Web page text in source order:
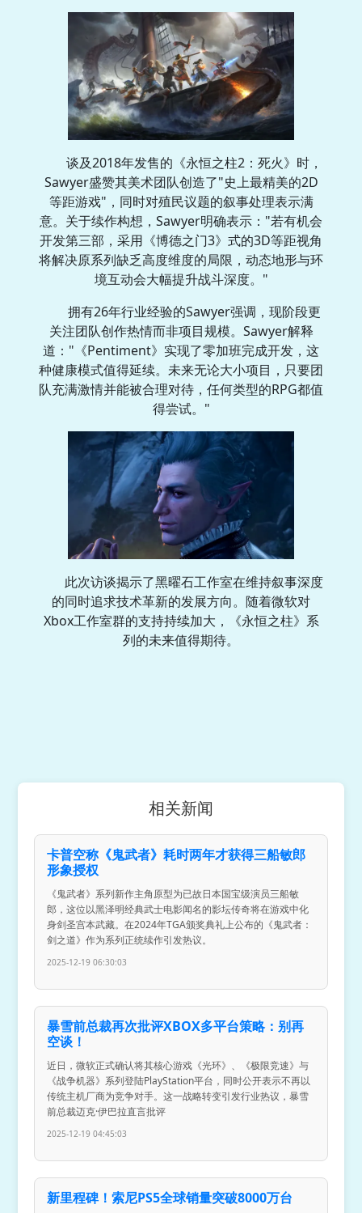
谈及2018年发售的《永恒之柱2：死火》时，
Sawyer盛赞其美术团队创造了"史上最精美的2D
等距游戏"，同时对殖民议题的叙事处理表示满
意。关于续作构想，Sawyer明确表示："若有机会
开发第三部，采用《博德之门3》式的3D等距视角
将解决原系列缺乏高度维度的局限，动态地形与环
境互动会大幅提升战斗深度。"
拥有26年行业经验的Sawyer强调，现阶段更
关注团队创作热情而非项目规模。Sawyer解释
道："《Pentiment》实现了零加班完成开发，这
种健康模式值得延续。未来无论大小项目，只要团
队充满激情并能被合理对待，任何类型的RPG都值
得尝试。"
此次访谈揭示了黑曜石工作室在维持叙事深度
的同时追求技术革新的发展方向。随着微软对
Xbox工作室群的支持持续加大，《永恒之柱》系
列的未来值得期待。
相关新闻
卡普空称《鬼武者》耗时两年才获得三船敏郎
形象授权
《鬼武者》系列新作主角原型为已故日本国宝级演员三船敏
郎，这位以黑泽明经典武士电影闻名的影坛传奇将在游戏中化
身剑圣宫本武藏。在2024年TGA颁奖典礼上公布的《鬼武者：
剑之道》作为系列正统续作引发热议。
2025-12-19 06:30:03
暴雪前总裁再次批评XBOX多平台策略：别再
空谈！
近日，微软正式确认将其核心游戏《光环》、《极限竞速》与
《战争机器》系列登陆PlayStation平台，同时公开表示不再以
传统主机厂商为竞争对手。这一战略转变引发行业热议，暴雪
前总裁迈克·伊巴拉直言批评
2025-12-19 04:45:03
新里程碑！索尼PS5全球销量突破8000万台